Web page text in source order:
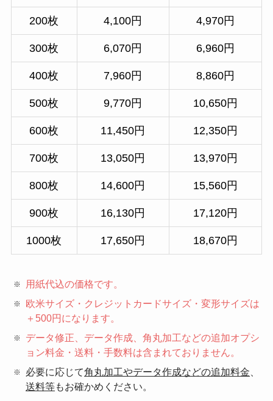
200枚 4,100円 4,970円
300枚 6,070円 6,960円
400枚 7,960円 8,860円
500枚 9,770円 10,650円
600枚 11,450円 12,350円
700枚 13,050円 13,970円
800枚 14,600円 15,560円
900枚 16,130円 17,120円
1000枚 17,650円 18,670円
用紙代込の価格です。
欧米サイズ・クレジットカードサイズ・変形サイズは
＋500円になります。
データ修正、データ作成、角丸加工などの追加オプシ
ョン料金・送料・手数料は含まれておりません。
必要に応じて角丸加工やデータ作成などの追加料金
送料等もお確かめください。